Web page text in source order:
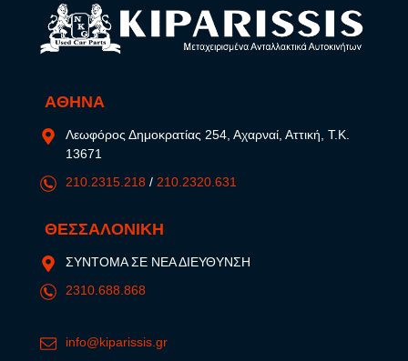
ΑΘΗΝΑ
Λεωφόρος Δημοκρατίας 254, Αχαρναί, Αττική, Τ.Κ.
13671
210.2315.218 / 210.2320.631
ΘΕΣΣΑΛΟΝΙΚΗ
ΣΥΝΤΟΜΑ ΣΕ ΝΕΑ ΔΙΕΥΘΥΝΣΗ
2310.688.868
info@kiparissis.gr